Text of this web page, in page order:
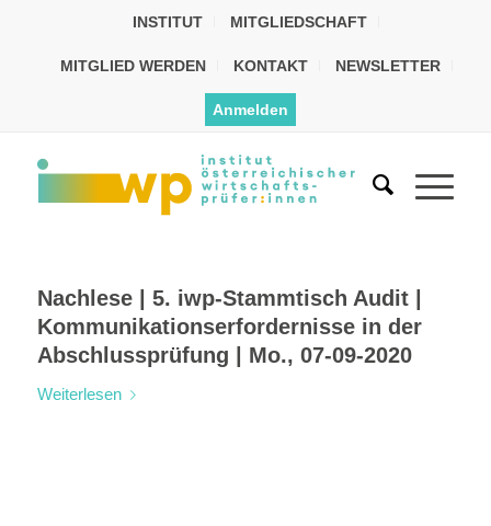
INSTITUT MITGLIEDSCHAFT
MITGLIED WERDEN KONTAKT NEWSLETTER
Anmelden
Nachlese | 5. iwp-Stammtisch Audit |
Kommunikationserfordernisse in der
Abschlussprüfung | Mo., 07-09-2020
Weiterlesen